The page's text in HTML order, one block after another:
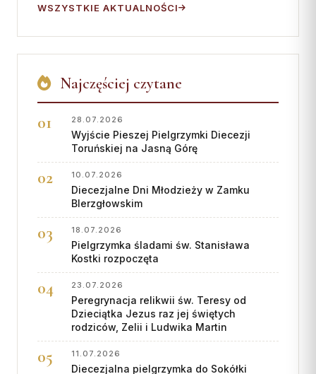
WSZYSTKIE AKTUALNOŚCI
Najczęściej czytane
28.07.2026
Wyjście Pieszej Pielgrzymki Diecezji
Toruńskiej na Jasną Górę
10.07.2026
Diecezjalne Dni Młodzieży w Zamku
BIerzgłowskim
18.07.2026
Pielgrzymka śladami św. Stanisława
Kostki rozpoczęta
23.07.2026
Peregrynacja relikwii św. Teresy od
Dzieciątka Jezus raz jej świętych
rodziców, Zelii i Ludwika Martin
11.07.2026
Diecezjalna pielgrzymka do Sokółki